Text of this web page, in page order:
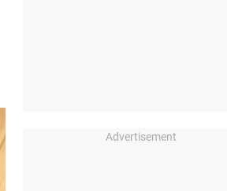
Advertisement